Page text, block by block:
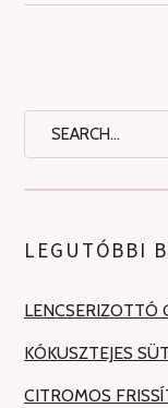
LEGUTÓBBI
LENCSERIZOTTÓ
KÓKUSZTEJES
CITROMOS